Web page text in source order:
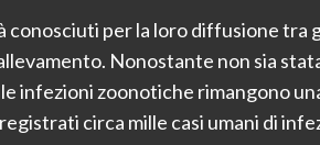
conosciuti per la loro diffusione tra
Nonostante non sia
infezioni zoonotiche rimangono
circa mille casi umani di